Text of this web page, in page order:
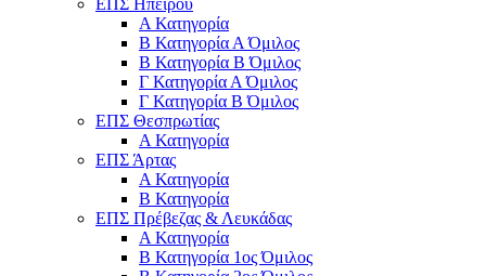
ΕΠΣ Ηπείρου
Α Κατηγορία
Β Κατηγορία Α Όμιλος
Β Κατηγορία Β Όμιλος
Γ Κατηγορία Α Όμιλος
Γ Κατηγορία Β Όμιλος
ΕΠΣ Θεσπρωτίας
Α Κατηγορία
ΕΠΣ Άρτας
Α Κατηγορία
Β Κατηγορία
ΕΠΣ Πρέβεζας & Λευκάδας
Α Κατηγορία
Β Κατηγορία 1ος Όμιλος